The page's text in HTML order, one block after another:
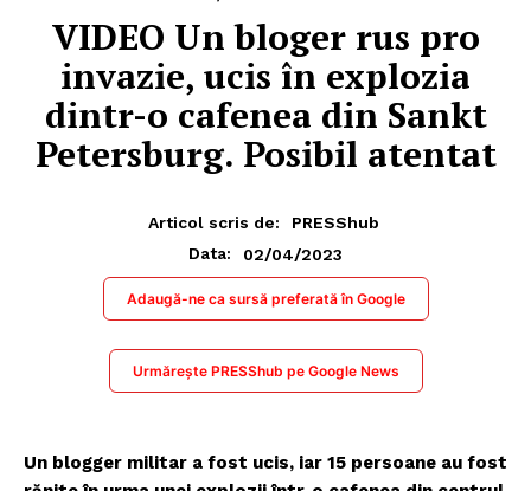
VIDEO Un bloger rus pro
invazie, ucis în explozia
dintr-o cafenea din Sankt
Petersburg. Posibil atentat
Articol scris de:
PRESShub
Data:
02/04/2023
Adaugă-ne ca sursă preferată în Google
Urmărește PRESShub pe Google News
Un blogger militar a fost ucis, iar 15 persoane au fost